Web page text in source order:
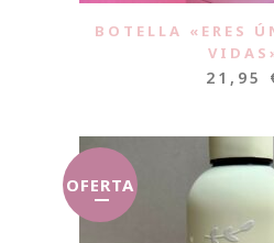
BOTELLA «ERES
21,95
OFERTA